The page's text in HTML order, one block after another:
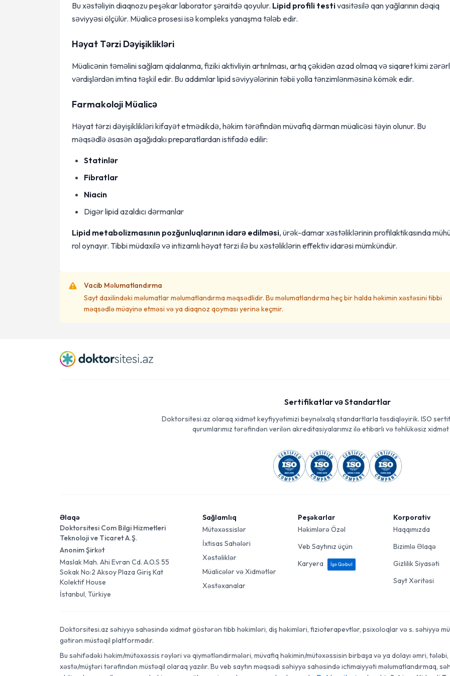
Bu xəstəliyin diaqnozu peşəkar laborator şəraitdə qoyulur. Lipid profili testivasitəsilə qan yağlarının dəqiq
səviyyəsi ölçülür. Müalicə prosesi isə kompleks yanaşma tələb edir.
Həyat Tərzi Dəyişiklikləri
Müalicənin təməlini sağlam qidalanma, fiziki aktivliyin artırılması, artıq çəkidən azad olmaq və siqaret kimi
vərdişlərdən imtina təşkil edir. Bu addımlar lipid səviyyələrinin təbii yolla tənzimlənməsinə kömək edir.
Farmakoloji Müalicə
Həyat tərzi dəyişiklikləri kifayət etmədikdə, həkim tərəfindən müvafiq dərman müalicəsi təyin olunur. Bu
məqsədlə əsasən aşağıdakı preparatlardan istifadə edilir:
Statinlər
Fibratlar
Niacin
Digər lipid azaldıcı dərmanlar
Lipid metabolizmasının pozğunluqlarının idarə edilməsi, ürək-damar xəstəliklərinin profilaktikasında
rol oynayır. Tibbi müdaxilə və intizamlı həyat tərzi ilə bu xəstəliklərin effektiv idarəsi mümkündür.
Vacib Məlumatlandırma
Sayt daxilindəki məlumatlar məlumatlandırma məqsədlidir. Bu məlumatlandırma heç bir halda həkimin xəstəsini tibbi
məqsədlə müayinə etməsi və ya diaqnoz qoyması yerinə keçmir.
Sertifikatlar və Standartlar
Doktorsitesi.az olaraq xidmət keyfiyyətimizi beynəlxalq standartlarla təsdiqləyirik. ISO
qurumlarımız tərəfindən verilən akreditasiyalarımız ilə etibarlı və təhlükəsiz
Əlaqə
Doktorsitesi Com Bilgi Hizmetleri
Teknoloji ve Ticaret A.Ş.
Anonim Şirkət
Maslak Mah. Ahi Evran Cd. A.O.S 55
Sokak No:2 Aksoy Plaza Giriş Kat
Kolektif House
İstanbul, Türkiye
Sağlamlıq
Mütəxəssislər
İxtisas Sahələri
Xəstəliklər
Müalicələr və Xidmətlər
Xəstəxanalar
Peşəkarlar
Həkimlərə Özəl
Veb Saytınız üçün
Karyera
İşə Qəbul
Korporativ
Haqqımızda
Bizimlə Əlaqə
Gizlilik Siyasəti
Sayt Xəritəsi
Doktorsitesi.az səhiyyə sahəsində xidmət göstərən tibb həkimləri, diş həkimləri, fizioterapevtlər, psixoloqlar və s. səhiyyə
gətirən müstəqil platformadır.
Bu səhifədəki həkim/mütəxəssis rəyləri və qiymətləndirmələri, müvafiq həkimin/mütəxəssisin birbaşa və ya dolayı əmri,
xəstə/müştəri tərəfindən müstəqil olaraq yazılır. Bu veb saytın məqsədi səhiyyə sahəsində ictimaiyyəti məlumatlandırmaq,